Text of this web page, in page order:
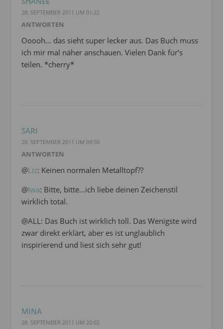
28. SEPTEMBER 2011 UM 01:22
ANTWORTEN
Ooooh… das sieht super lecker aus. Das Buch muss
ich mir mal näher anschauen. Vielen Dank für’s
teilen. *cherry*
SARI
28. SEPTEMBER 2011 UM 09:50
ANTWORTEN
@Liz: Keinen normalen Metalltopf??
@Iwa: Bitte, bitte…ich liebe deinen Zeichenstil
wirklich total.
@ALL: Das Buch ist wirklich toll. Das Wenigste wird
zwar direkt erklärt, aber es ist unglaublich
inspirierend und liest sich sehr gut!
MINA
28. SEPTEMBER 2011 UM 20:02